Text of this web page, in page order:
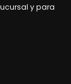
y para